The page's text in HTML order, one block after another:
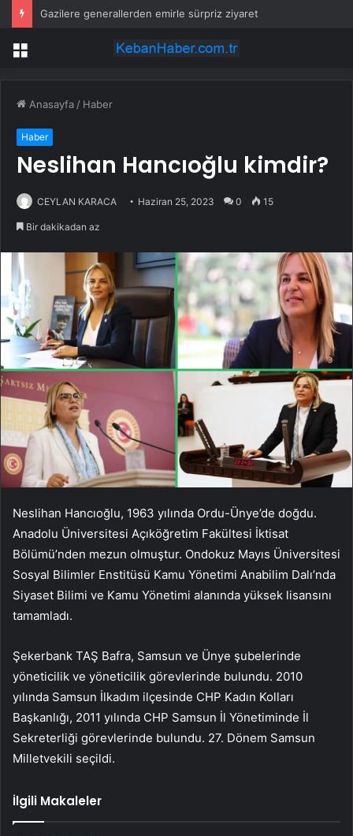
Gazilere generallerden emirle sürpriz ziyaret
Menü
Anasayfa / Haber
Haber
Neslihan Hancıoğlu kimdir?
CEYLAN KARACA Haziran 25, 2023 0 15
Bir dakikadan az
Neslihan Hancıoğlu, 1963 yılında Ordu-Ünye’de doğdu.
Anadolu Üniversitesi Açıköğretim Fakültesi İktisat
Bölümü’nden mezun olmuştur. Ondokuz Mayıs Üniversitesi
Sosyal Bilimler Enstitüsü Kamu Yönetimi Anabilim Dalı’nda
Siyaset Bilimi ve Kamu Yönetimi alanında yüksek lisansını
tamamladı.
Şekerbank TAŞ Bafra, Samsun ve Ünye şubelerinde
yöneticilik ve yöneticilik görevlerinde bulundu. 2010
yılında Samsun İlkadım ilçesinde CHP Kadın Kolları
Başkanlığı, 2011 yılında CHP Samsun İl Yönetiminde İl
Sekreterliği görevlerinde bulundu. 27. Dönem Samsun
Milletvekili seçildi.
İlgili Makaleler